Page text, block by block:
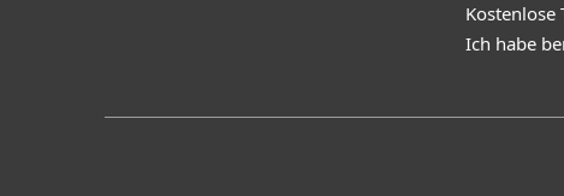
Kostenlose
Ich habe